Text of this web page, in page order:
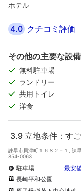
ホテル
4.0 クチコミ評価
その他の主要な設
無料駐車場
ランドリー
共用トイレ
洋食
3.9 立地条件：す
諫早市貝津町１６８２－１, 諫
854-0063
駐車場
最安
長崎平和公園